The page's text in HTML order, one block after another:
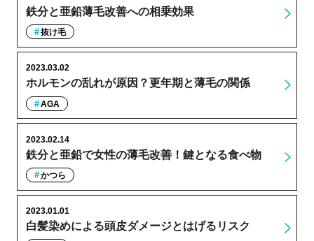
鉄分と亜鉛薄毛改善への相乗効果
抜け毛
ホルモンの乱れが原因？更年期と薄毛の関係
2023.03.02
AGA
鉄分と亜鉛で女性の薄毛改善！鍵となる食べ物
2023.02.14
かつら
白髪染めによる頭皮ダメージとはげるリスク
2023.01.01